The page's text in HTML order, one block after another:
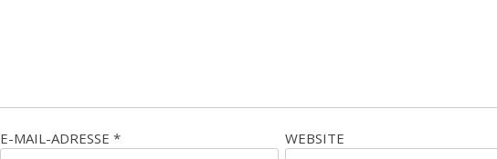
E-MAIL-ADRESSE* WEBSITE